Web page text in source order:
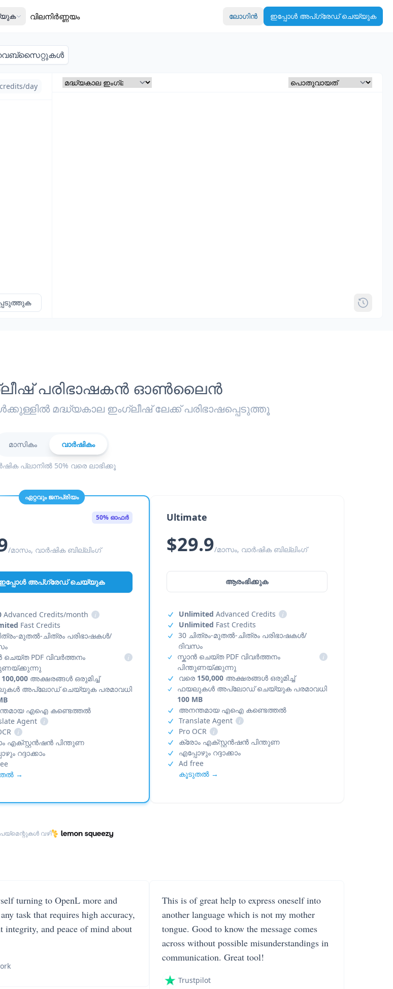
വിലനിർണ്ണയം ലോഗിൻ ഇപ്പോൾ അപ്‌ഗ്രേഡ് ചെയ്യുക
day
പരിഭാഷകൻ ഓൺലൈൻ
മദ്ധ്യകാല ഇംഗ്ലീഷ് ലേക്ക് പരിഭാഷപ്പെടുത്തൂ
മാസികം വാർഷികം
പ്ലാനിൽ 50% വരെ ലാഭിക്കൂ
ഏറ്റവും ജനപ്രിയം
50% ഓഫർ
/മാസം, വാർഷിക ബില്ലിംഗ്
അപ്‌ഗ്രേഡ് ചെയ്യുക
Advanced Credits/month
i
Fast Credits
മുതൽ-ചിത്രം പരിഭാഷകൾ/
ചെയ്ത PDF വിവർത്തനം
i
100,000 അക്ഷരങ്ങൾ ഒരുമിച്ച്
അപ്‌ലോഡ് ചെയ്യുക പരമാവധി
എഐ കണ്ടെത്തൽ
Agent
i
i
എക്സ്റ്റൻഷൻ പിന്തുണ
റദ്ദാക്കാം
→
Ultimate
$29.9/മാസം, വാർഷിക ബില്ലിംഗ്
ആരംഭിക്കുക
Unlimited Advanced Credits
i
Unlimited Fast Credits
30 ചിത്രം-മുതൽ-ചിത്രം പരിഭാഷകൾ/
ദിവസം
സ്കാൻ ചെയ്ത PDF വിവർത്തനം
പിന്തുണയ്ക്കുന്നു
i
വരെ 150,000അക്ഷരങ്ങൾ ഒരുമിച്ച്
ഫയലുകൾ അപ്‌ലോഡ് ചെയ്യുക പരമാവധി
100 MB
അനന്തമായ എഐ കണ്ടെത്തൽ
Translate Agent
i
Pro OCR
i
ക്രോം എക്സ്റ്റൻഷൻ പിന്തുണ
എപ്പോഴും റദ്ദാക്കാം
Ad free
കൂടുതൽ →
വഴി
turning to OpenL more and
task that requires high accuracy,
integrity, and peace of mind about
This is of great help to express oneself into
another language which is not my mother
tongue. Good to know the message comes
across without possible misunderstandings in
communication. Great tool!
Trustpilot